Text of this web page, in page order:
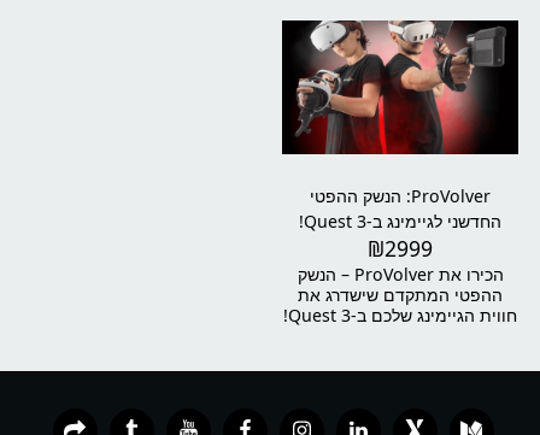
מדומה. עם SenseGlove Nova
2, תרגישו כל אובייקט וירטואלי
כאילו הוא אמיתי – כולל לחץ בכף
היד, התנגדות באצבעות, ורטט
מדויק. זו לא עוד כפפת VR – זו
טכנולוגיה שתשנה את הדרך בה
אתם מתאמנים, חוקרים,
ProVolver: הנשק ההפטי
החדשני לגיימינג ב-Quest 3!
₪2999
הכירו את ProVolver – הנשק
ההפטי המתקדם שישדרג את
חווית הגיימינג שלכם ב-Quest 3!
אינטראקטיבית ומרגשת כאילו
הארגונומי והקל מאפשרים נוחות